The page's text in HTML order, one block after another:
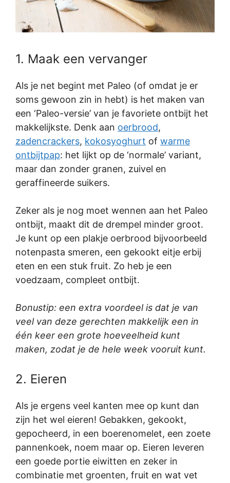
1. Maak een vervanger
Als je net begint met Paleo (of omdat je er
soms gewoon zin in hebt) is het maken van
een ‘Paleo-versie’ van je favoriete ontbijt het
makkelijkste. Denk aan oerbrood,
zadencrackers, kokosyoghurt of warme
ontbijtpap: het lijkt op de ‘normale’ variant,
maar dan zonder granen, zuivel en
geraffineerde suikers.
Zeker als je nog moet wennen aan het Paleo
ontbijt, maakt dit de drempel minder groot.
Je kunt op een plakje oerbrood bijvoorbeeld
notenpasta smeren, een gekookt eitje erbij
eten en een stuk fruit. Zo heb je een
voedzaam, compleet ontbijt.
Bonustip: een extra voordeel is dat je van
veel van deze gerechten makkelijk een in
één keer een grote hoeveelheid kunt
maken, zodat je de hele week vooruit kunt.
2. Eieren
Als je ergens veel kanten mee op kunt dan
zijn het wel eieren! Gebakken, gekookt,
gepocheerd, in een boerenomelet, een zoete
pannenkoek, noem maar op. Eieren leveren
een goede portie eiwitten en zeker in
combinatie met groenten, fruit en wat vet